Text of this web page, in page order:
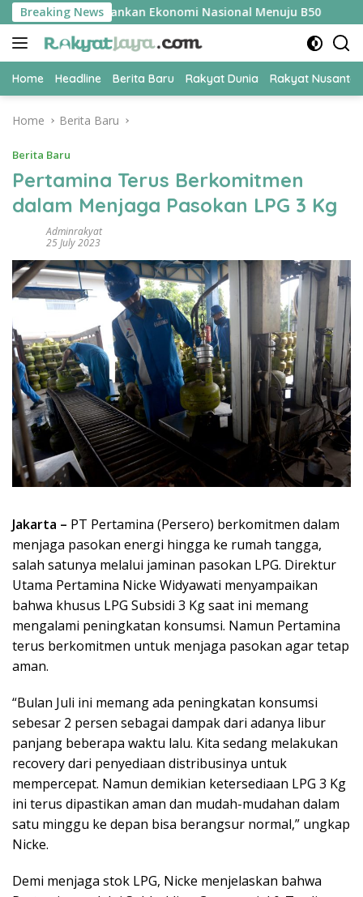
Skip
to
content
Breaking News
Kunci Amankan Ekonomi Nasional Menuju B50
Home Headline Berita Baru Rakyat Dunia Rakyat
Home Berita Baru
Berita Baru
Pertamina Terus Berkomitmen
dalam Menjaga Pasokan LPG 3 Kg
Adminrakyat
25 July 2023
Jakarta – PT Pertamina (Persero) berkomitmen dalam
menjaga pasokan energi hingga ke rumah tangga,
salah satunya melalui jaminan pasokan LPG. Direktur
Utama Pertamina Nicke Widyawati menyampaikan
bahwa khusus LPG Subsidi 3 Kg saat ini memang
mengalami peningkatan konsumsi. Namun Pertamina
terus berkomitmen untuk menjaga pasokan agar tetap
aman.
“Bulan Juli ini memang ada peningkatan konsumsi
sebesar 2 persen sebagai dampak dari adanya libur
panjang beberapa waktu lalu. Kita sedang melakukan
recovery dari penyediaan distribusinya untuk
mempercepat. Namun demikian ketersediaan LPG 3 Kg
ini terus dipastikan aman dan mudah-mudahan dalam
satu minggu ke depan bisa berangsur normal,” ungkap
Nicke.
Demi menjaga stok LPG, Nicke menjelaskan bahwa